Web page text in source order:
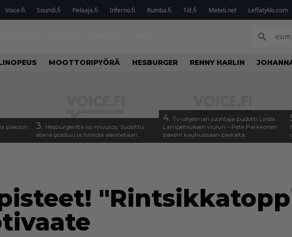
Voice.fi Soundi.fi Pelaaja.fi Inferno.fi Rumba.fi Tilt.fi Meteli.net Leffatykki.com
MOOTTORIPYÖRÄ HESBURGER RENNY HARLIN
pakoon 3. Hesburgerilta iso muutos: Suosittu
ateria poistuu ja hintoja alennetaan
4. Tv-ohjelman juontaja pudotti Linda
Lampeniuksen viulun – Pete Parkkonen
pakeni kauhuissaan paikalta